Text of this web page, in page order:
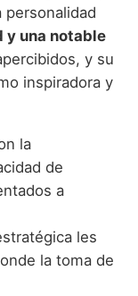
personalidad
y una notable
y su
inspiradora y
la
de
a
les
la toma de